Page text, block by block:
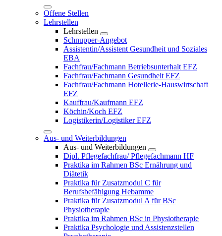
Offene Stellen
Lehrstellen
Lehrstellen
Schnupper-Angebot
Assistentin/Assistent Gesundheit und Soziales
EBA
Fachfrau/Fachmann Betriebsunterhalt EFZ
Fachfrau/Fachmann Gesundheit EFZ
Fachfrau/Fachmann Hotellerie-Hauswirtschaft
EFZ
Kauffrau/Kaufmann EFZ
Köchin/Koch EFZ
Logistikerin/Logistiker EFZ
Aus- und Weiterbildungen
Aus- und Weiterbildungen
Dipl. Pflegefachfrau/ Pflegefachmann HF
Praktika im Rahmen BSc Ernährung und
Diätetik
Praktika für Zusatzmodul C für
Berufsbefähigung Hebamme
Praktika für Zusatzmodul A für BSc
Physiotherapie
Praktika im Rahmen BSc in Physiotherapie
Praktika Psychologie und Assistenzstellen